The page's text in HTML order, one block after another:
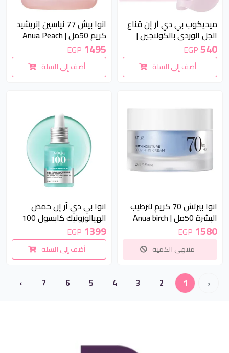
ميديكوب بي دي آر إن قناع
الجل الوردي بالكولاجين |
MEDICUBE PDRN Pink
Collagen Gel Mask
540
EGP
أضف إلى السلة
انوا بيش 77 نياسين إنريشيد
كريم 50مل | Anua Peach
77 Niacin Enriched Cream
50ml
1495
EGP
أضف إلى السلة
انوا بيرتش 70 كريم لترطيب
البشرة 50مل | Anua birch
70 moisture boosting
cream 50ml
1580
EGP
منتهى الكمية
انوا بي دي آر إن حمض
الهيالورونيك كابسول 100
hyaluronic acid capsule 100
serum 30ml
1399
EGP
أضف إلى السلة
‹
1
2
3
4
5
6
7
›